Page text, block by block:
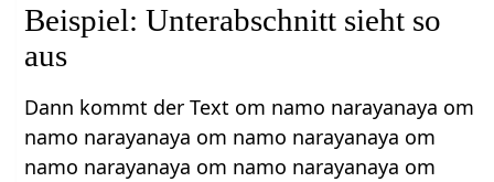
Beispiel: Unterabschnitt sieht so
aus
Dann kommt der Text om namo narayanaya om
namo narayanaya om namo narayanaya om
namo narayanaya om namo narayanaya om